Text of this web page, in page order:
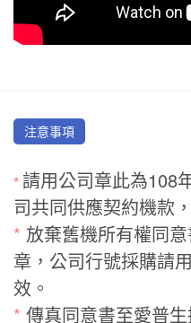
注意事項
* 請用公司章此為108
司共同供應契約機款
* 放棄舊機所有權同
章，公司行號採購請
效。
* 傳真同意書至愛普